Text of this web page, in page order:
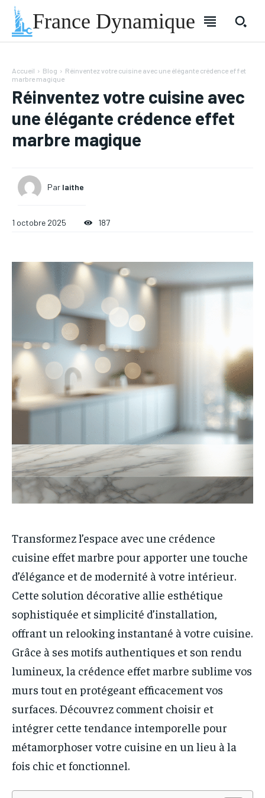
France Dynamique
Accueil Blog
Réinventez votre cuisine avec une élégante crédence effet
marbre magique
Réinventez votre cuisine avec
une élégante crédence effet
marbre magique
Par laithe
1 octobre 2025 187
Transformez l’espace avec une crédence
cuisine effet marbre pour apporter une touche
d’élégance et de modernité à votre intérieur.
Cette solution décorative allie esthétique
sophistiquée et simplicité d’installation,
offrant un relooking instantané à votre cuisine.
Grâce à ses motifs authentiques et son rendu
lumineux, la crédence effet marbre sublime vos
murs tout en protégeant efficacement vos
surfaces. Découvrez comment choisir et
intégrer cette tendance intemporelle pour
métamorphoser votre cuisine en un lieu à la
fois chic et fonctionnel.